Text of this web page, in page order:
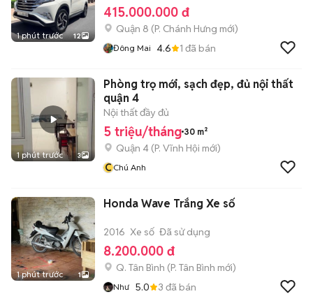
1 phút trước 12
415.000.000 đ
Quận 8 (P. Chánh Hưng mới)
Đông Mai 4.6 1 đã bán
1 phút trước 3
Phòng trọ mới, sạch đẹp, đủ nội thất
quận 4
Nội thất đầy đủ
5 triệu/tháng 30 m²
Quận 4 (P. Vĩnh Hội mới)
CChú Anh
1 phút trước 1
Honda Wave Trắng Xe số
2016 Xe số Đã sử dụng
8.200.000 đ
Q. Tân Bình (P. Tân Bình mới)
Như 5.0 3 đã bán